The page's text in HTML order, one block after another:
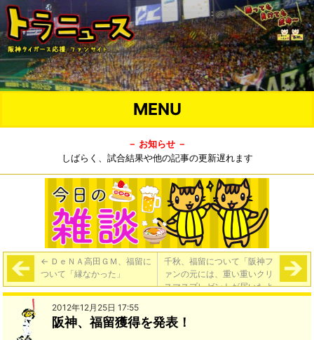
MENU
－ お知らせ －
しばらく、試合結果や他の記事の更新遅れます
← ＤｅＮＡ高田ＧＭ、福留に
ついて「縁なかった」
千秋、福留について「阪神フ
ァンの元には、重い重いクリ
スマスプレゼントが届いたよ
うです」→
2012年12月25日 17:55
阪神、福留獲得を発表！